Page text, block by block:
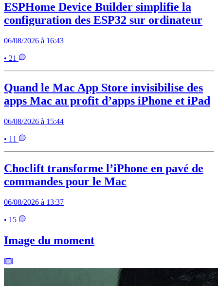
ESPHome Device Builder simplifie la
configuration des ESP32 sur ordinateur
06/08/2026 à 16:43
• 21
Quand le Mac App Store invisibilise des
apps Mac au profit d’apps iPhone et iPad
06/08/2026 à 15:44
• 11
Choclift transforme l’iPhone en pavé de
commandes pour le Mac
06/08/2026 à 13:37
• 15
Image du moment